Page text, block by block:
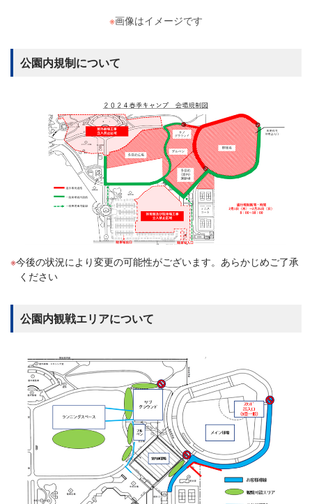
※画像はイメージです
公園内規制について
今後の状況により変更の可能性がございます。あらかじめご了承
ください
公園内観戦エリアについて